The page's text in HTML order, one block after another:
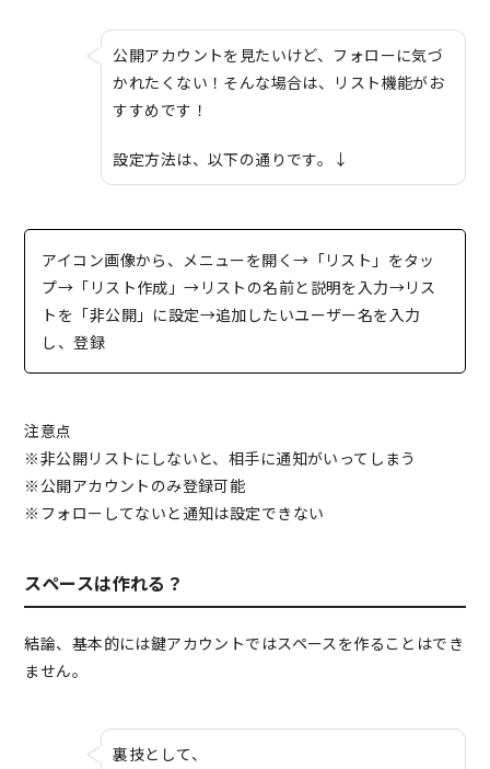
公開アカウントを見たいけど、フォローに気づ
かれたくない！そんな場合は、リスト機能がお
すすめです！
設定方法は、以下の通りです。↓
アイコン画像から、メニューを開く→「リスト」をタッ
プ→「リスト作成」→リストの名前と説明を入力→リス
トを「非公開」に設定→追加したいユーザー名を入力
し、登録
注意点
※非公開リストにしないと、相手に通知がいってしまう
※公開アカウントのみ登録可能
※フォローしてないと通知は設定できない
スペースは作れる？
結論、基本的には鍵アカウントではスペースを作ることはでき
ません。
裏技として、